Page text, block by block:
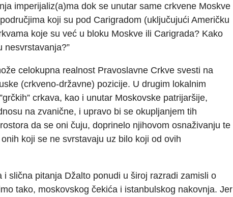
imperijaliz(a)ma dok se unutar same crkvene Moskve
područjima koji su pod Carigradom (uključujući Američku
koje su već u bloku Moskve ili Carigrada? Kako
nesvrstavanja?”
celokupna realnost Pravoslavne Crkve svesti na
(crkveno-državne) pozicije. U drugim lokalnim
crkava, kao i unutar Moskovske patrijaršije,
na zvanične, i upravo bi se okupljanjem tih
da se oni čuju, doprinelo njihovom osnaživanju te
koji se ne svrstavaju uz bilo koji od ovih
i slična pitanja Džalto ponudi u široj razradi zamisli o
tako, moskovskog čekića i istanbulskog nakovnja. Jer